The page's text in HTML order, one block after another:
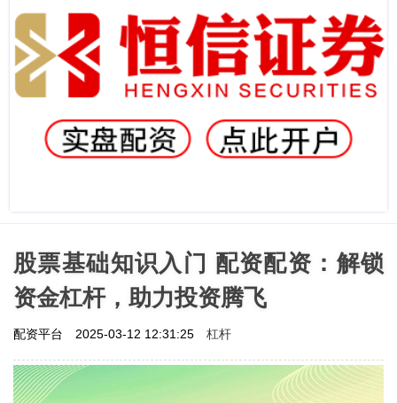
股票基础知识入门 配资配资：解锁
资金杠杆，助力投资腾飞
配资平台 2025-03-12 12:31:25 杠杆